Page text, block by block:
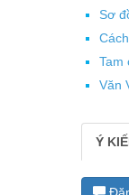
Sơ
Tam
Văn
Ý